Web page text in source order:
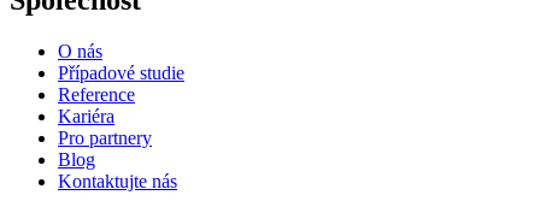
O nás
Případové studie
Reference
Kariéra
Pro partnery
Blog
Kontaktujte nás